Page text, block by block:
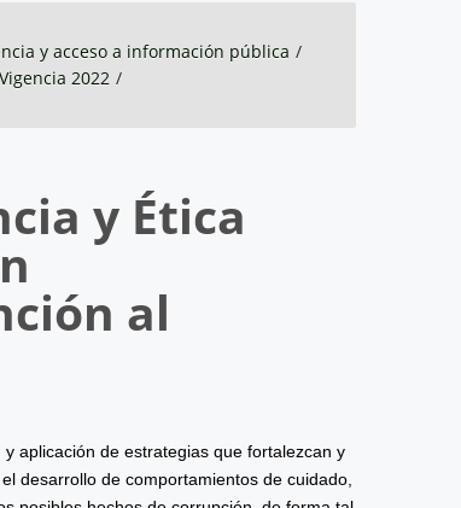
y acceso a información pública /
2022 /
y Ética
al
aplicación de estrategias que fortalezcan y
desarrollo de comportamientos de cuidado,